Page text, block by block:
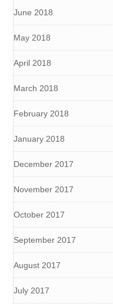
June 2018
May 2018
April 2018
March 2018
February 2018
January 2018
December 2017
November 2017
October 2017
September 2017
August 2017
July 2017